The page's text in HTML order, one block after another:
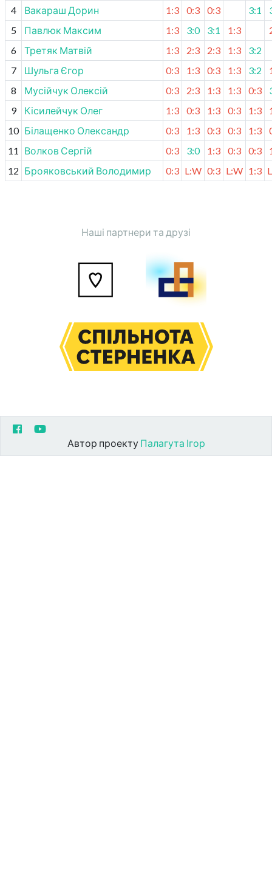
4
Вакараш Дорин 1:3 0:3 0:3 3:1
5
Павлюк Максим 1:3 3:0 3:1 1:3
6
Третяк Матвій 1:3 2:3 2:3 1:3
3:2
7
Шульга Єгор 0:3 1:3 0:3 1:3 3:2
8
Мусійчук Олексій 0:3 2:3 1:3 1:3 0:3
9
Кісилейчук Олег 1:3 0:3 1:3 0:3 1:3
10 Білащенко Олександр 0:3 1:3 0:3 0:3 1:3
11
Волков Сергій 0:3 3:0 1:3 0:3 0:3
12 Брояковський Володимир 0:3 L:W 0:3 L:W 1:3
Наші партнери та друзі
Автор проекту Палагута Ігор